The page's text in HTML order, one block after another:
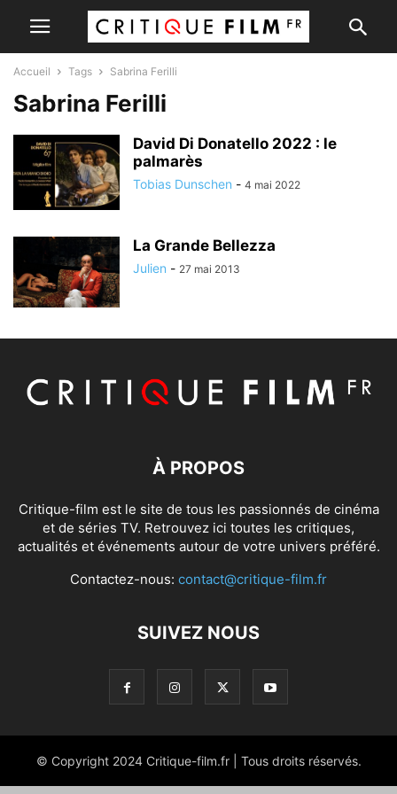
Accueil Tags Sabrina Ferilli
Sabrina Ferilli
David Di Donatello 2022 : le
palmarès
Tobias Dunschen - 4 mai 2022
La Grande Bellezza
Julien - 27 mai 2013
À PROPOS
Critique-film est le site de tous les passionnés de cinéma
et de séries TV. Retrouvez ici toutes les critiques,
actualités et événements autour de votre univers préféré.
Contactez-nous: contact@critique-film.fr
SUIVEZ NOUS
© Copyright 2024 Critique-film.fr | Tous droits réservés.